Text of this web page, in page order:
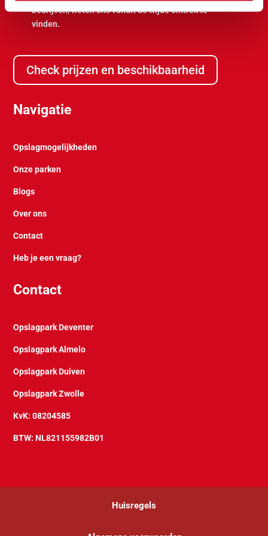
bedrijven, weten ons vanuit de wijde omtrek te
vinden.
Check prijzen en beschikbaarheid
Navigatie
Opslagmogelijkheden
Onze parken
Blogs
Over ons
Contact
Heb je een vraag?
Contact
Opslagpark Deventer
Opslagpark Almelo
Opslagpark Duiven
Opslagpark Zwolle
KvK: 08204585
BTW: NL821155982B01
Huisregels